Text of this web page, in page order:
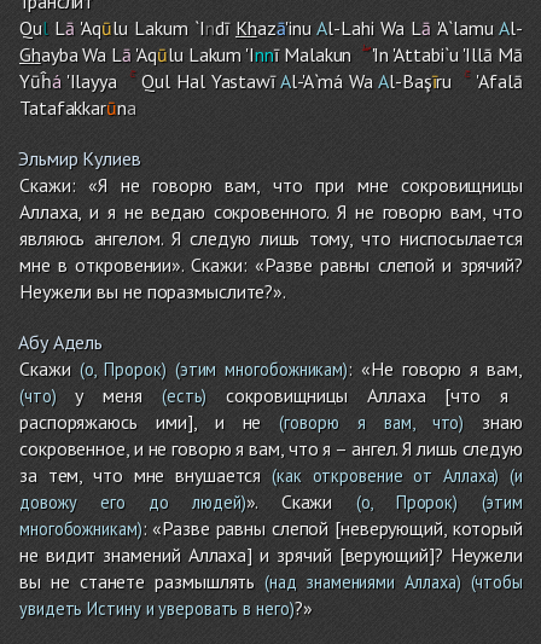
Qul Lā'Aqūlu Lakum`Indī Khazā'inu Al-LahiWa Lā 'A`lamuAl-
Ghayba Wa Lā 'Aqūlu Lakum 'Innī Malakun 'In 'Attabi`u 'Illā Mā
Yūĥá'Ilayya Qul Hal YastawīAl-'A`má Wa Al-Başīru 'Afalā
Tatafakkarūna
Эльмир Кулиев
Скажи: «Я не говорю вам, что при мне сокровищницы
Аллаха, и я не ведаю сокровенного. Я не говорю вам, что
являюсь ангелом. Я следую лишь тому, что ниспосылается
мне в откровении». Скажи: «Разве равны слепой и зрячий?
Неужели вы не поразмыслите?».
Абу Адель
Скажи(о, Пророк)(этим многобожникам): «Не говорю я вам,
(что)у меня(есть) сокровищницы Аллаха [что я
распоряжаюсь ими], и не (говорю я вам, что) знаю
сокровенное, и не говорю я вам, что я – ангел. Я лишь следую
за тем, что мне внушается (как откровение от Аллаха) (и
довожу его до людей)». Скажи (о, Пророк) (этим
многобожникам): «Разве равны слепой [неверующий, который
не видит знамений Аллаха] и зрячий [верующий]? Неужели
вы не станете размышлять (над знамениями Аллаха)(чтобы
увидеть Истину и уверовать в него)?»